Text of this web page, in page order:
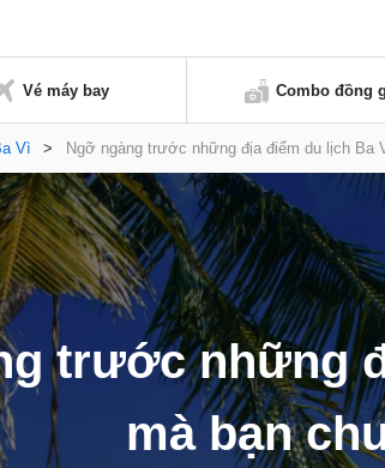
Vé máy bay Combo đồng
Vì > Ngỡ ngàng trước những địa điểm du lịch Ba
trước những
mà bạn